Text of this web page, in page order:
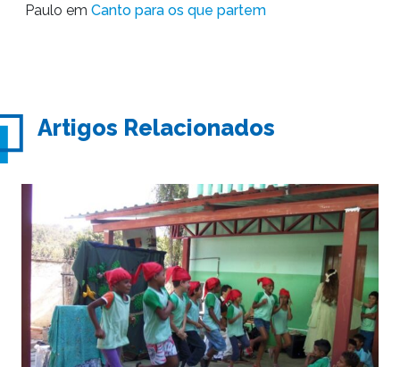
Paulo em Canto para os que partem
Artigos Relacionados